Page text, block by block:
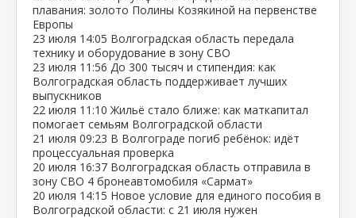
плавания: золото Полины Козякиной на первенстве
Европы
23 июля 14:05 Волгоградская область передала
технику и оборудование в зону СВО
23 июля 11:56 До 300 тысяч и стипендия: как
Волгоградская область поддерживает лучших
выпускников
22 июля 11:10 Жильё стало ближе: как маткапитал
помогает семьям Волгоградской области
21 июля 09:23 В Волгограде погиб ребёнок: идёт
процессуальная проверка
20 июля 16:37 Волгоградская область отправила в
зону СВО 4 бронеавтомобиля «Сармат»
20 июля 14:15 Новое условие для единого пособия в
Волгоградской области: с 21 июля нужен